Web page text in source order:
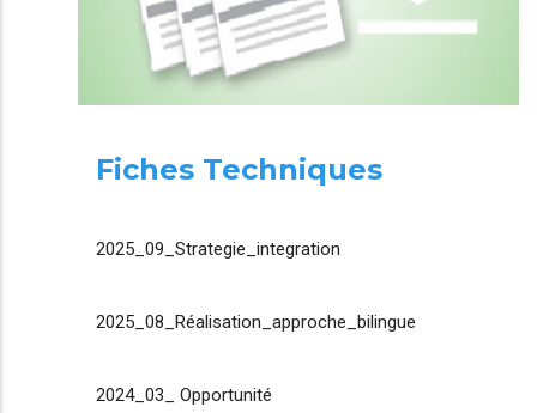
Fiches Techniques
2025_09_Strategie_integration
2025_08_Réalisation_approche_bilingue
2024_03_ Opportunité